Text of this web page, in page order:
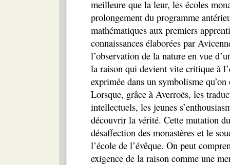
meilleure que la leur, les écoles
prolongement du programme
mathématiques aux premiers
connaissances élaborées par
l’observation de la nature en vue
la raison qui devient vite critique à
exprimée dans un symbolisme
Lorsque, grâce à Averroës, les
intellectuels, les jeunes
découvrir la vérité. Cette mutation
désaffection des monastères et le
l’école de l’évêque. On peut
exigence de la raison comme une